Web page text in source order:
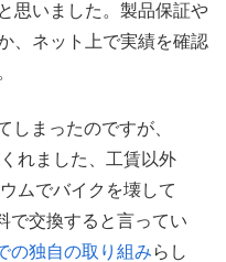
思いました。製品保証や
、ネット上で実績を確認
しまったのですが、
れました、工賃以外
ムでバイクを壊して
で交換すると言ってい
の独自の取り組みらし